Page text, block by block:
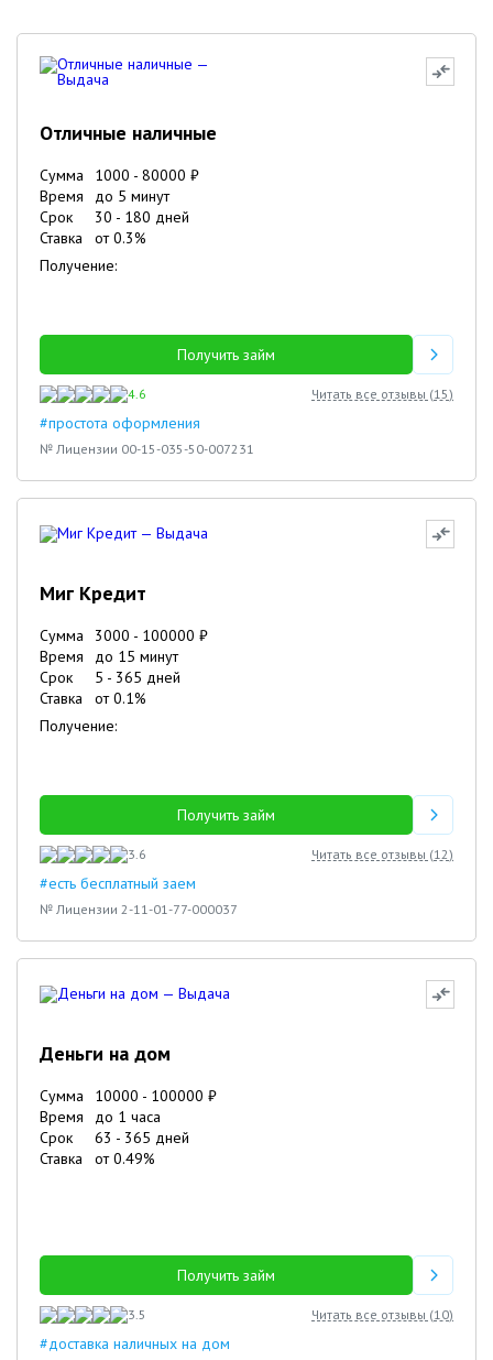
Отличные наличные
Сумма 1000 - 80000 ₽
Время
до 5 минут
Срок
30 - 180 дней
Ставка
от0.3%
Получение:
Получить займ
4.6 Читать все отзывы (15)
#простота оформления
№ Лицензии 00-15-035-50-007231
Миг Кредит
Сумма 3000 - 100000 ₽
Время
до 15 минут
Срок
5 - 365 дней
Ставка
от0.1%
Получение:
Получить займ
3.6 Читать все отзывы (12)
#есть бесплатный заем
№ Лицензии 2-11-01-77-000037
Деньги на дом
Сумма 10000 - 100000 ₽
Время
до 1 часа
Срок
63 - 365 дней
Ставка
от0.49%
Получить займ
3.5 Читать все отзывы (10)
#доставка наличных на дом